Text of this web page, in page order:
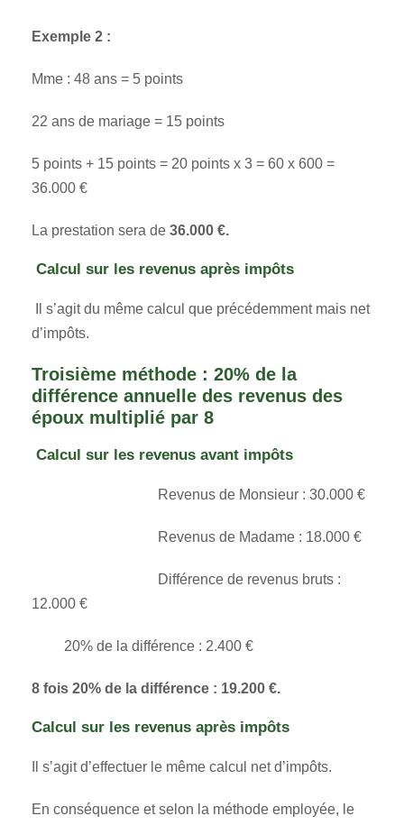
Exemple 2 :
Mme : 48 ans = 5 points
22 ans de mariage = 15 points
5 points + 15 points = 20 points x 3 = 60 x 600 =
36.000 €
La prestation sera de 36.000 €.
Calcul sur les revenus après impôts
Il s’agit du même calcul que précédemment mais net
d’impôts.
Troisième méthode : 20% de la
différence annuelle des revenus des
époux multiplié par 8
Calcul sur les revenus avant impôts
Revenus de Monsieur : 30.000 €
Revenus de Madame : 18.000 €
Différence de revenus bruts :
12.000 €
20% de la différence : 2.400 €
8 fois 20% de la différence : 19.200 €.
Calcul sur les revenus après impôts
Il s’agit d’effectuer le même calcul net d’impôts.
En conséquence et selon la méthode employée, le